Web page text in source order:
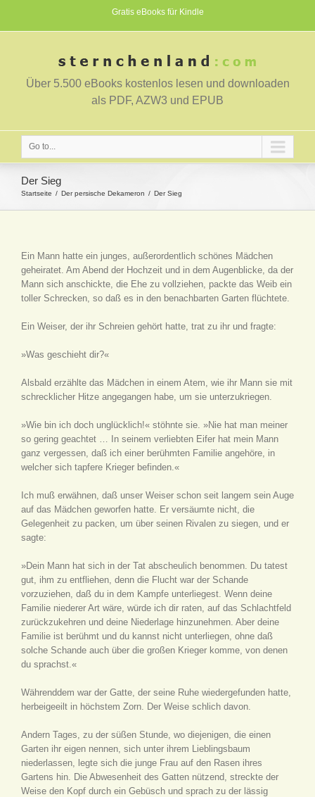
Gratis eBooks für Kindle
Über 5.500 eBooks kostenlos lesen und downloaden
als PDF, AZW3 und EPUB
Go to...
Der Sieg
Startseite Der persische Dekameron Der Sieg
Ein Mann hatte ein junges, außerordentlich schönes Mädchen
geheiratet. Am Abend der Hochzeit und in dem Augenblicke, da der
Mann sich anschickte, die Ehe zu vollziehen, packte das Weib ein
toller Schrecken, so daß es in den benachbarten Garten flüchtete.
Ein Weiser, der ihr Schreien gehört hatte, trat zu ihr und fragte:
»Was geschieht dir?«
Alsbald erzählte das Mädchen in einem Atem, wie ihr Mann sie mit
schrecklicher Hitze angegangen habe, um sie unterzukriegen.
»Wie bin ich doch unglücklich!« stöhnte sie. »Nie hat man meiner
so gering geachtet … In seinem verliebten Eifer hat mein Mann
ganz vergessen, daß ich einer berühmten Familie angehöre, in
welcher sich tapfere Krieger befinden.«
Ich muß erwähnen, daß unser Weiser schon seit langem sein Auge
auf das Mädchen geworfen hatte. Er versäumte nicht, die
Gelegenheit zu packen, um über seinen Rivalen zu siegen, und er
sagte:
»Dein Mann hat sich in der Tat abscheulich benommen. Du tatest
gut, ihm zu entfliehen, denn die Flucht war der Schande
vorzuziehen, daß du in dem Kampfe unterliegest. Wenn deine
Familie niederer Art wäre, würde ich dir raten, auf das Schlachtfeld
zurückzukehren und deine Niederlage hinzunehmen. Aber deine
Familie ist berühmt und du kannst nicht unterliegen, ohne daß
solche Schande auch über die großen Krieger komme, von denen
du sprachst.«
Währenddem war der Gatte, der seine Ruhe wiedergefunden hatte,
herbeigeeilt in höchstem Zorn. Der Weise schlich davon.
Andern Tages, zu der süßen Stunde, wo diejenigen, die einen
Garten ihr eigen nennen, sich unter ihrem Lieblingsbaum
niederlassen, legte sich die junge Frau auf den Rasen ihres
Gartens hin. Die Abwesenheit des Gatten nützend, streckte der
Weise den Kopf durch ein Gebüsch und sprach zu der lässig